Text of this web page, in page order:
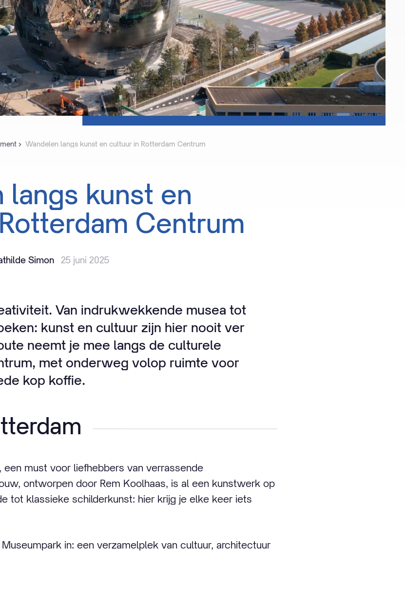
Wandelen langs kunst en cultuur in Rotterdam Centrum
langs kunst en
Rotterdam Centrum
Simon 25 juni 2025
Van indrukwekkende musea tot
kunst en cultuur zijn hier nooit ver
neemt je mee langs de culturele
met onderweg volop ruimte voor
kop koffie.
must voor liefhebbers van verrassende
ontworpen door Rem Koolhaas, is al een kunstwerk op
tot klassieke schilderkunst: hier krijg je elke keer iets
in: een verzamelplek van cultuur, architectuur